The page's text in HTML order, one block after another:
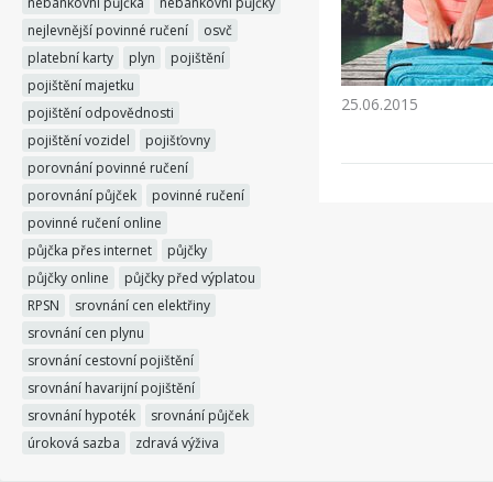
nejlevnější povinné ručení
osvč
platební karty
plyn
pojištění
pojištění majetku
pojištění odpovědnosti
pojištění vozidel
pojišťovny
porovnání povinné ručení
porovnání půjček
povinné ručení
povinné ručení online
půjčka přes internet
půjčky
půjčky online
půjčky před výplatou
RPSN
srovnání cen elektřiny
srovnání cen plynu
srovnání cestovní pojištění
srovnání havarijní pojištění
srovnání hypoték
srovnání půjček
úroková sazba
zdravá výživa
25.06.2015